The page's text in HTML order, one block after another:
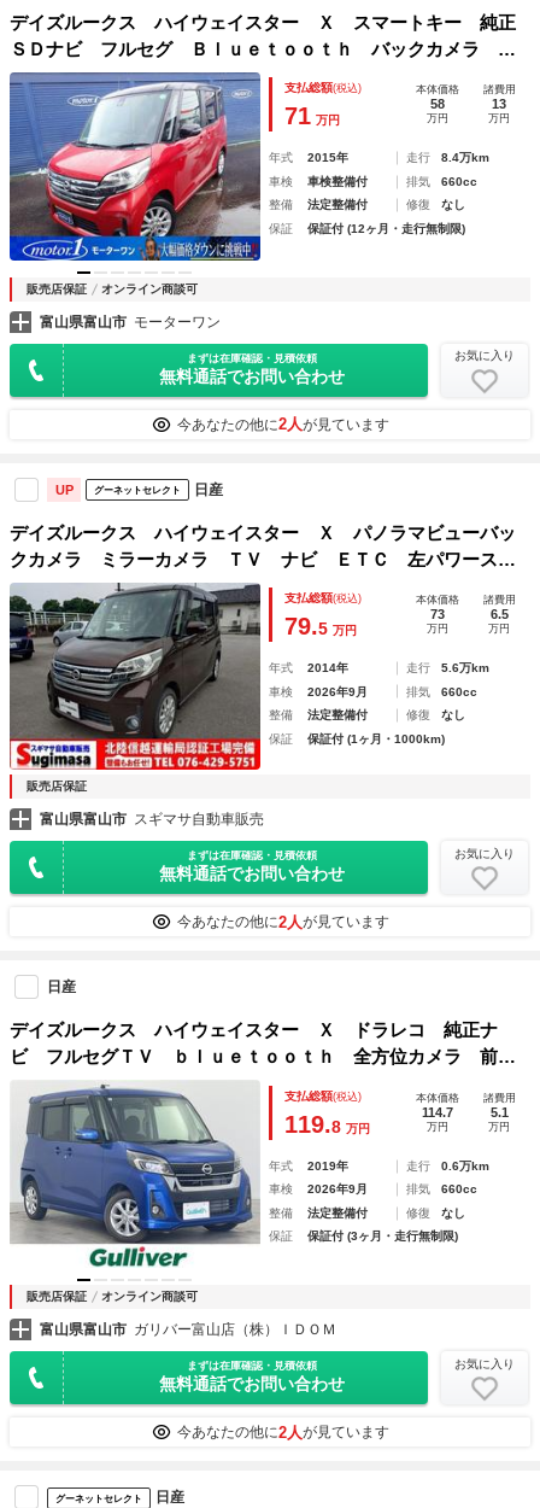
デイズルークス ハイウェイスター Ｘ スマートキー 純正
ＳＤナビ フルセグ Ｂｌｕｅｔｏｏｔｈ バックカメラ ア
ラウンドビューモニター ＥＴＣ 両側パワースライドドア
純正１４ＡＷ ＨＩＤヘッドライト 衝突被害軽減ブレーキ
支払総額(税込)
71 万円
本体価格
58
万円
諸費用
13
万円
年式 2015年 走行
8.4万km
車検
車検整備付 排気
660cc
整備
法定整備付 修復
なし
保証
保証付 (12ヶ月・走行無制限)
販売店保証 オンライン商談可
富山県富山市 モーターワン
まずは在庫確認・見積依頼
無料通話でお問い合わせ
お気に入り
今あなたの他に2人が見ています
UP グーネットセレクト 日産
デイズルークス ハイウェイスター Ｘ パノラマビューバッ
クカメラ ミラーカメラ ＴＶ ナビ ＥＴＣ 左パワースラ
イドドア ＨＩＤ スマートキー ＣＤ アイドリングストッ
プ 電動格納ミラー フルフラット ベンチシート
支払総額(税込)
79.5 万円
本体価格
73
万円
諸費用
6.5
万円
年式 2014年 走行
5.6万km
車検
2026年9月 排気
660cc
整備
法定整備付 修復
なし
保証
保証付 (1ヶ月・1000km)
販売店保証
富山県富山市 スギマサ自動車販売
まずは在庫確認・見積依頼
無料通話でお問い合わせ
お気に入り
今あなたの他に2人が見ています
日産
デイズルークス ハイウェイスター Ｘ ドラレコ 純正ナ
ビ フルセグＴＶ ｂｌｕｅｔｏｏｔｈ 全方位カメラ 前後
コーナーセンサー ＥＴＣ 衝突軽減ブレーキ レーンキー
プ パワースライドドア オートハイビーム オートライト
ＬＥＤ
支払総額(税込)
119.8 万円
本体価格
114.7
万円
諸費用
5.1
万円
年式 2019年 走行
0.6万km
車検
2026年9月 排気
660cc
整備
法定整備付 修復
なし
保証
保証付 (3ヶ月・走行無制限)
販売店保証 オンライン商談可
富山県富山市 ガリバー富山店（株）ＩＤＯＭ
まずは在庫確認・見積依頼
無料通話でお問い合わせ
お気に入り
今あなたの他に2人が見ています
グーネットセレクト 日産